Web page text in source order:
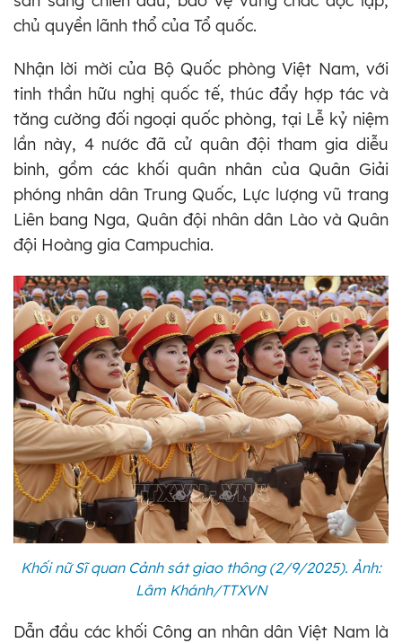
chủ quyền lãnh thổ của Tổ quốc.
Nhận lời mời của Bộ Quốc phòng Việt Nam, với
tinh thần hữu nghị quốc tế, thúc đẩy hợp tác và
tăng cường đối ngoại quốc phòng, tại Lễ kỷ niệm
lần này, 4 nước đã cử quân đội tham gia diễu
binh, gồm các khối quân nhân của Quân Giải
phóng nhân dân Trung Quốc, Lực lượng vũ trang
Liên bang Nga, Quân đội nhân dân Lào và Quân
đội Hoàng gia Campuchia.
Khối nữ Sĩ quan Cảnh sát giao thông (2/9/2025). Ảnh:
Lâm Khánh/TTXVN
Dẫn đầu các khối Công an nhân dân Việt Nam là